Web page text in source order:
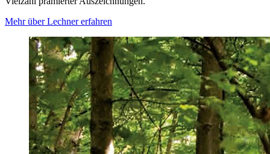
Mehr über Lechner erfahren